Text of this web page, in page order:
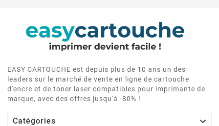
EASY CARTOUCHE est depuis plus de 10 ans un des
leaders sur le marché de vente en ligne de cartouche
d'encre et de toner laser compatibles pour imprimante de
marque, avec des offres jusqu'à -80% !
Catégories 